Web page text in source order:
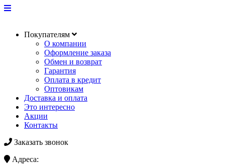
Покупателям
О компании
Оформление заказа
Обмен и возврат
Гарантия
Оплата в кредит
Оптовикам
Доставка и оплата
Это интересно
Акции
Контакты
Заказать звонок
Адреса: